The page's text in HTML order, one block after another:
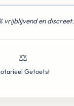
vrijblijvend en discreet.
⚖️
Getoetst